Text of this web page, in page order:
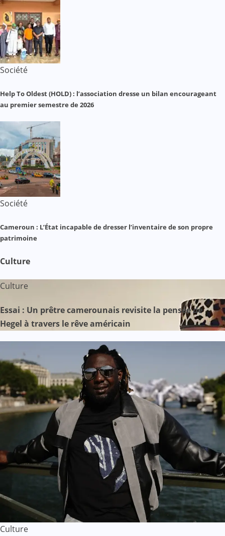
Société
Help To Oldest (HOLD) : l’association dresse un bilan encourageant
au premier semestre de 2026
Société
Cameroun : L’État incapable de dresser l’inventaire de son propre
patrimoine
Culture
Culture
Essai : Un prêtre camerounais revisite la pensée de
Hegel à travers le rêve américain
Culture